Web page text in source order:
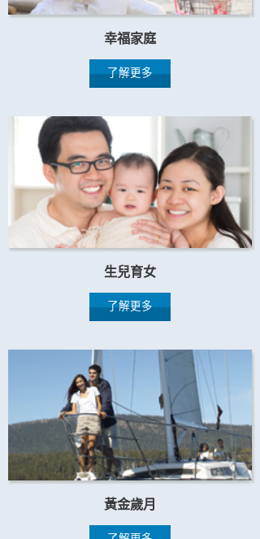
幸福家庭
了解更多
生兒育女
了解更多
黃金歲月